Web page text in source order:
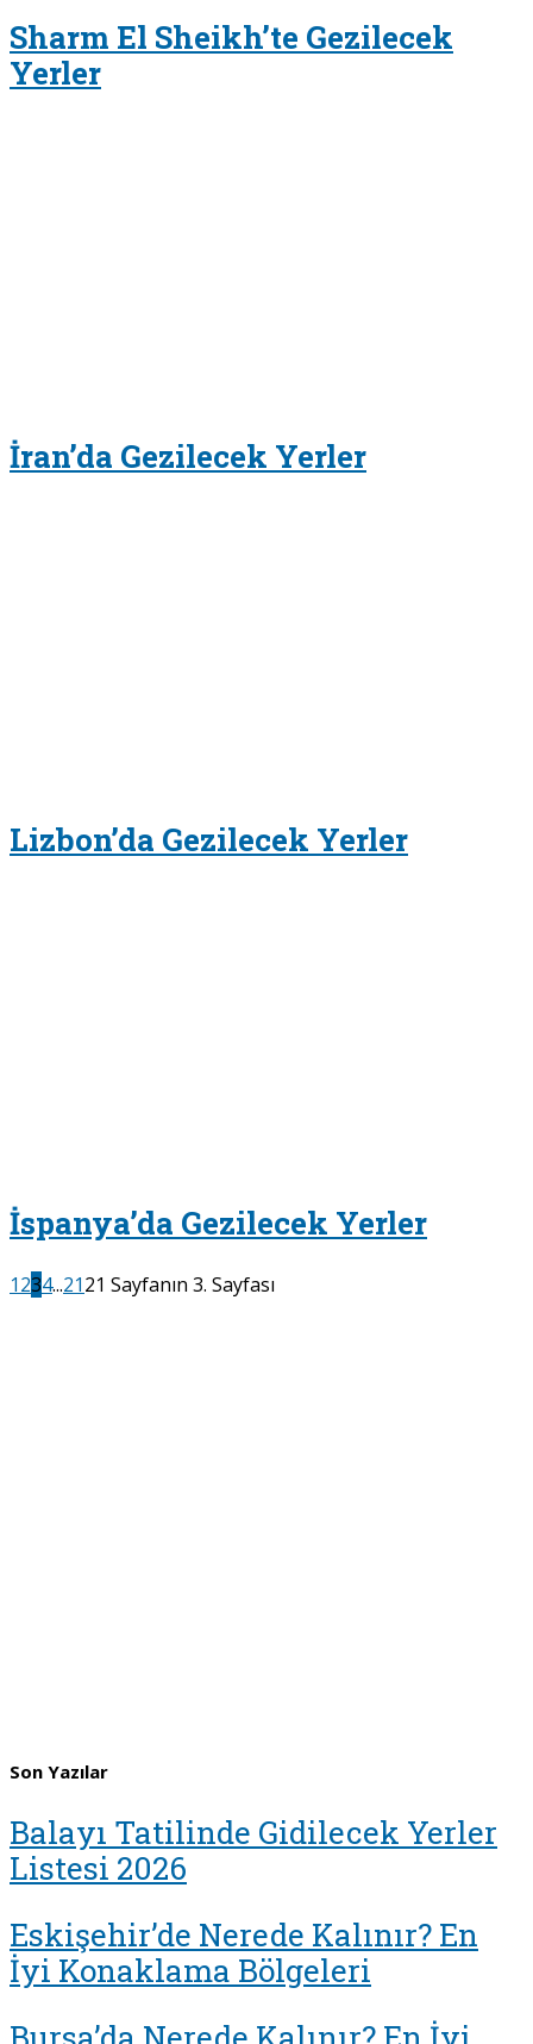
Sharm El Sheikh’te Gezilecek
Yerler
İran’da Gezilecek Yerler
Lizbon’da Gezilecek Yerler
İspanya’da Gezilecek Yerler
1234...2121 Sayfanın 3. Sayfası
Son Yazılar
Balayı Tatilinde Gidilecek Yerler
Listesi 2026
Eskişehir’de Nerede Kalınır? En
İyi Konaklama Bölgeleri